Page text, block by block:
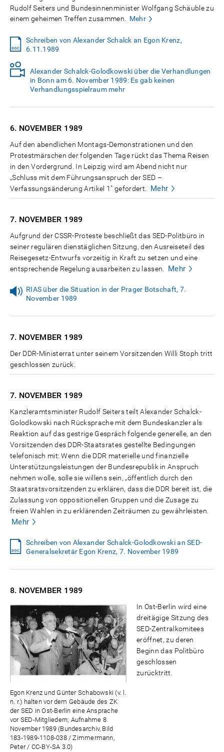
Rudolf Seiters und Bundesinnenminister Wolfgang Schäuble zu
einem geheimen Treffen zusammen.
Mehr
Schreiben von Alexander Schalck an Egon Krenz,
6.11.1989
Alexander Schalck-Golodkowski über die Verhandlungen
in Bonn am 6. November 1989: Es gab keinen
Verhandlungsspielraum mehr
6. NOVEMBER 1989
Auf den abendlichen Montags-Demonstrationen und den
Protestmärschen der folgenden Tage rückt das Thema Reisen
in den Vordergrund. In Leipzig wird am Abend nicht nur
„Schluss mit dem Führungsanspruch der SED –
Verfassungsänderung Artikel 1" gefordert.
Mehr
7. NOVEMBER 1989
Aufgrund der CSSR-Proteste beschließt das SED-Politbüro in
seiner regulären dienstäglichen Sitzung, den Ausreiseteil des
Reisegesetz-Entwurfs vorzeitig in Kraft zu setzen und eine
entsprechende Regelung ausarbeiten zu lassen.
Mehr
RIAS über die Situation in der Prager Botschaft, 7.
November 1989
7. NOVEMBER 1989
Der DDR-Ministerrat unter seinem Vorsitzenden Willi Stoph tritt
geschlossen zurück.
7. NOVEMBER 1989
Kanzleramtsminister Rudolf Seiters teilt Alexander Schalck-
Golodkowski nach Rücksprache mit dem Bundeskanzler als
Reaktion auf das gestrige Gespräch folgende generelle, an den
Vorsitzenden des DDR-Staatsrates gestellte Bedingungen
telefonisch mit: Wenn die DDR materielle und finanzielle
Unterstützungsleistungen der Bundesrepublik in Anspruch
nehmen wolle, solle sie willens sein, „öffentlich durch den
Staatsratsvorsitzenden zu erklären, dass die DDR bereit ist, die
Zulassung von oppositionellen Gruppen und die Zusage zu
freien Wahlen in zu erklärenden Zeiträumen zu gewährleisten.
Mehr
Schreiben von Alexander Schalck-Golodkowski an SED-
Generalsekretär Egon Krenz, 7. November 1989
8. NOVEMBER 1989
Egon Krenz und Günter Schabowski (v. l.
n. r.) halten vor dem Gebäude des ZK
der SED in Ost-Berlin eine Ansprache
vor SED-Mitgliedern; Aufnahme 8.
November 1989 (Bundesarchiv, Bild
183-1989-1108-038 / Zimmermann,
Peter / CC-BY-SA 3.0)
In Ost-Berlin wird eine
dreitägige Sitzung des
SED-Zentralkomitees
eröffnet, zu deren
Beginn das Politbüro
geschlossen
zurücktritt.